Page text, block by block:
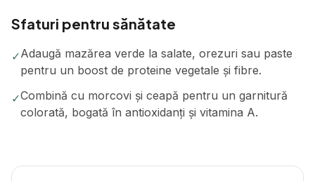
Sfaturi pentru sănătate
✓Adaugă mazărea verde la salate, orezuri sau paste
pentru un boost de proteine vegetale și fibre.
✓Combină cu morcovi și ceapă pentru un garnitură
colorată, bogată în antioxidanți și vitamina A.